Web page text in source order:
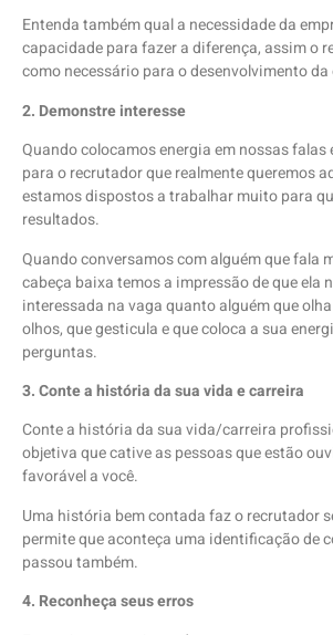
Entenda também qual a necessidade da
capacidade para fazer a diferença, assim o
como necessário para o desenvolvimento
2. Demonstre interesse
Quando colocamos energia em nossas
para o recrutador que realmente queremos
estamos dispostos a trabalhar muito para
resultados.
Quando conversamos com alguém que fala
cabeça baixa temos a impressão de que ela
interessada na vaga quanto alguém que
olhos, que gesticula e que coloca a sua
perguntas.
3. Conte a história da sua vida e carreira
Conte a história da sua vida/carreira
objetiva que cative as pessoas que estão
favorável a você.
Uma história bem contada faz o recrutador
permite que aconteça uma identificação de
passou também.
4. Reconheça seus erros